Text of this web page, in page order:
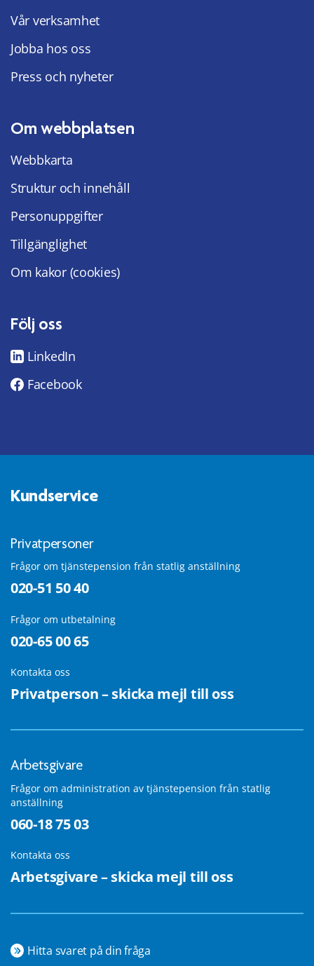
Vår verksamhet
Jobba hos oss
Press och nyheter
Om webbplatsen
Webbkarta
Struktur och innehåll
Personuppgifter
Tillgänglighet
Om kakor (cookies)
Följ oss
LinkedIn
Facebook
Kundservice
Privatpersoner
Frågor om tjänstepension från statlig anställning
020-51 50 40
Frågor om utbetalning
020-65 00 65
Kontakta oss
Privatperson – skicka mejl till oss
Arbetsgivare
Frågor om administration av tjänstepension från statlig
anställning
060-18 75 03
Kontakta oss
Arbetsgivare – skicka mejl till oss
Hitta svaret på din fråga